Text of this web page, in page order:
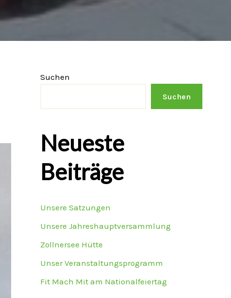
Suchen
Suchen
Neueste
Beiträge
Unsere Satzungen
Unsere Jahreshauptversammlung
Zollnersee Hütte
Unser Veranstaltungsprogramm
Fit Mach Mit am Nationalfeiertag